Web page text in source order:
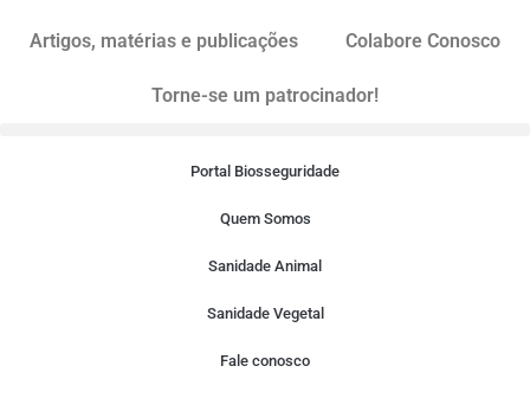
Artigos, matérias e publicações Colabore Conosco
Torne-se um patrocinador!
Portal Biosseguridade
Quem Somos
Sanidade Animal
Sanidade Vegetal
Fale conosco